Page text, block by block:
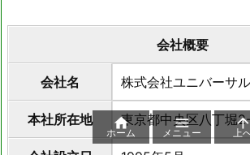
会社概要
会社名 株式会社ユニバーサ
本社所在地 東京都中央区八丁堀

ホーム

メニュー

上